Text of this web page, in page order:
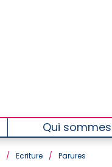
Qui
/ Ecriture / Parures